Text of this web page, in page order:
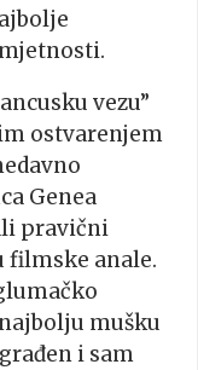
vezu”
ostvarenjem
Genea
pravični
filmske anale.
mušku
i sam